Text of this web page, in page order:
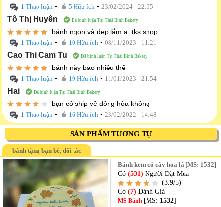
1 Thảo luận • 5 Hữu ích • 23/02/2024 - 22:05
Tô Thị Huyên Đã bình luận Tại Thái Bình Bakery
bánh ngon và đẹp lắm ạ. tks shop
1 Thảo luận • 10 Hữu ích • 08/11/2023 - 11:21
Cao Thi Cam Tu Đã bình luận Tại Thái Bình Bakery
bánh này bao nhiêu thế
1 Thảo luận • 19 Hữu ích • 11/01/2023 - 21:54
Hai Đã bình luận Tại Thái Bình Bakery
bạn có ship về đông hòa không
1 Thảo luận • 16 Hữu ích • 23/02/2022 - 14:48
SẢN PHẨM TƯƠNG TỰ
bánh tặng bạn bè, đối tác
Bánh kem cỏ cây hoa lá [MS: 1532]
Có(531) Người Đặt Mua
(3.9/5)
Có (7)Đánh Giá
MS Bánh [MS: 1532]